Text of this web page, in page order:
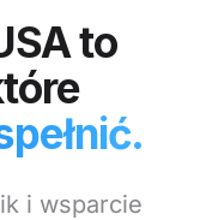
to
i wsparcie